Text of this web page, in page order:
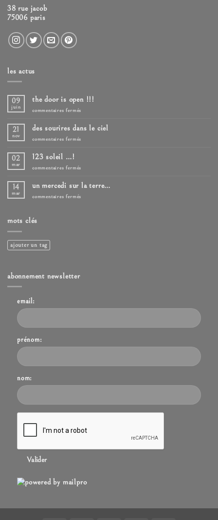
38 rue jacob
75006 paris
les actus
09
juin
the door is open !!!
commentaires fermés
is
21
nov
des sourires dans le ciel
commentaires fermés
02
mar
123 soleil …!
commentaires fermés
…!
14
mar
un mercedi sur la terre…
commentaires fermés
mots clés
ajouter un tag
abonnement newsletter
email:
prénom:
nom:
Valider